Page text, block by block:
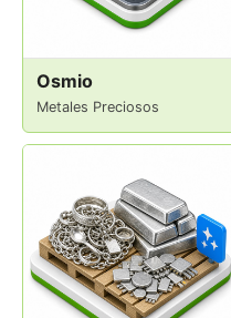
Osmio
Metales Preciosos